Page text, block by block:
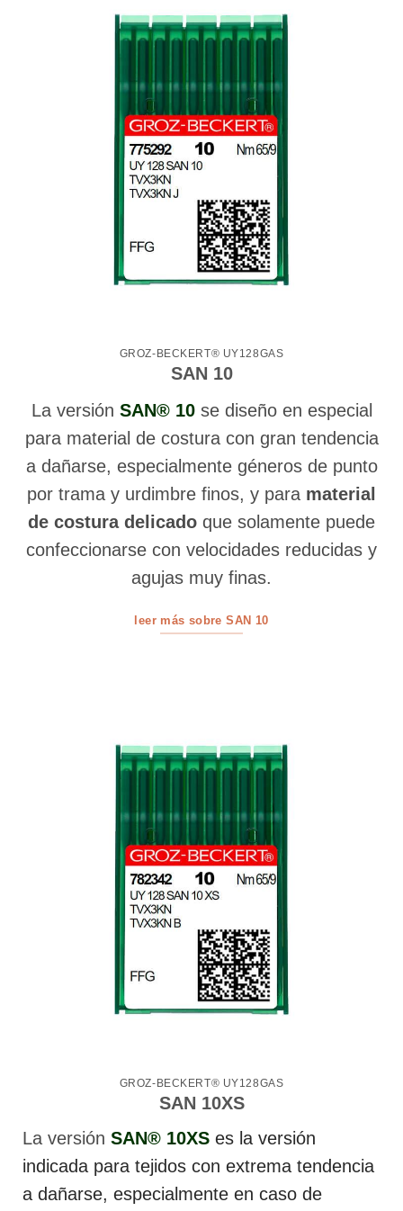
GROZ-BECKERT® UY128GAS
SAN 10
La versión SAN® 10se diseño en especial
para material de costura con gran tendencia
a dañarse, especialmente géneros de punto
por trama y urdimbre finos, y para material
de costura delicado que solamente puede
confeccionarse con velocidades reducidas y
agujas muy finas.
leer más sobre SAN 10
GROZ-BECKERT® UY128GAS
SAN 10XS
La versión SAN® 10XS es la versión
indicada para tejidos con extrema tendencia
a dañarse, especialmente en caso de